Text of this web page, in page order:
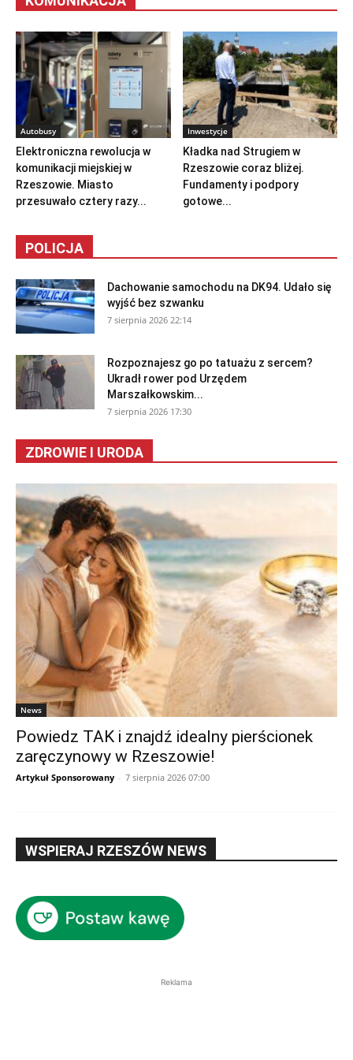
Autobusy
Elektroniczna rewolucja w
komunikacji miejskiej w
Rzeszowie. Miasto
przesuwało cztery razy...
Inwestycje
Kładka nad Strugiem w
Rzeszowie coraz bliżej.
Fundamenty i podpory
gotowe...
POLICJA
Dachowanie samochodu na DK94. Udało się
wyjść bez szwanku
7 sierpnia 2026 22:14
Rozpoznajesz go po tatuażu z sercem?
Ukradł rower pod Urzędem
Marszałkowskim...
7 sierpnia 2026 17:30
ZDROWIE I URODA
News
Powiedz TAK i znajdź idealny pierścionek
zaręczynowy w Rzeszowie!
Artykuł Sponsorowany - 7 sierpnia 2026 07:00
WSPIERAJ RZESZÓW NEWS
Reklama